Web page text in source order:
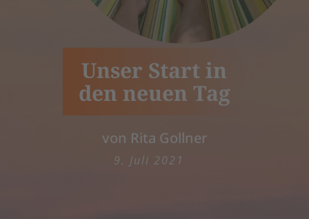
Unser Start in
den neuen Tag
von Rita Gollner
9. Juli 2021